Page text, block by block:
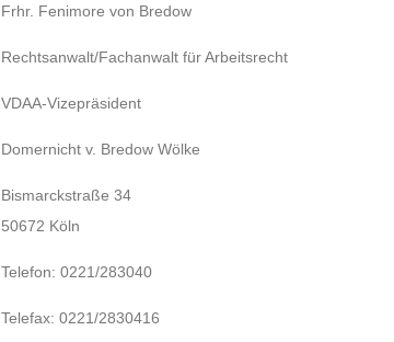
Frhr. Fenimore von Bredow
Rechtsanwalt/Fachanwalt für Arbeitsrecht
VDAA-Vizepräsident
Domernicht v. Bredow Wölke
Bismarckstraße 34
50672 Köln
Telefon: 0221/283040
Telefax: 0221/2830416